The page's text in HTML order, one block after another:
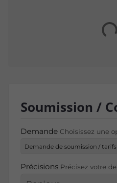
Soumission /
Demande Choisissez une
Précisions Précisez votre